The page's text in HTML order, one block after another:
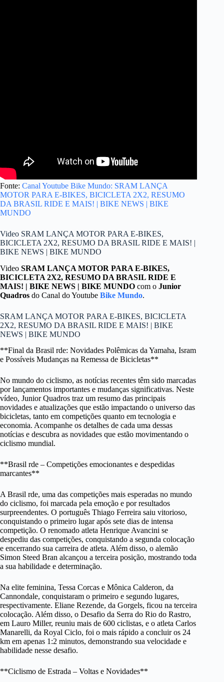
Fonte: Canal Youtube Bike Mundo: SRAM LANÇA
MOTOR PARA E-BIKES, BICICLETA 2X2, RESUMO
DA BRASIL RIDE E MAIS! | BIKE NEWS | BIKE
MUNDO
Video SRAM LANÇA MOTOR PARA E-BIKES,
BICICLETA 2X2, RESUMO DA BRASIL RIDE E MAIS! |
BIKE NEWS | BIKE MUNDO
Video SRAM LANÇA MOTOR PARA E-BIKES,
BICICLETA 2X2, RESUMO DA BRASIL RIDE E
MAIS! | BIKE NEWS | BIKE MUNDO com o Junior
Quadros do Canal do Youtube Bike Mundo.
SRAM LANÇA MOTOR PARA E-BIKES, BICICLETA
2X2, RESUMO DA BRASIL RIDE E MAIS! | BIKE
NEWS | BIKE MUNDO
**Final da Brasil rde: Novidades Polêmicas da Yamaha, Isram
e Possíveis Mudanças na Remessa de Bicicletas**
No mundo do ciclismo, as notícias recentes têm sido marcadas
por lançamentos importantes e mudanças significativas. Neste
vídeo, Junior Quadros traz um resumo das principais
novidades e atualizações que estão impactando o universo das
bicicletas, tanto em competições quanto em tecnologia e
economia. Acompanhe os detalhes de cada uma dessas
notícias e descubra as novidades que estão movimentando o
ciclismo mundial.
**Brasil rde – Competições emocionantes e despedidas
marcantes**
A Brasil rde, uma das competições mais esperadas no mundo
do ciclismo, foi marcada pela emoção e por resultados
surpreendentes. O português Thiago Ferreira saiu vitorioso,
conquistando o primeiro lugar após sete dias de intensa
competição. O renomado atleta Henrique Avancini se
despediu das competições, conquistando a segunda colocação
e encerrando sua carreira de atleta. Além disso, o alemão
Simon Steed Bran alcançou a terceira posição, mostrando toda
a sua habilidade e determinação.
Na elite feminina, Tessa Corcas e Mônica Calderon, da
Cannondale, conquistaram o primeiro e segundo lugares,
respectivamente. Eliane Rezende, da Gorgels, ficou na terceira
colocação. Além disso, o Desafio da Serra do Rio do Rastro,
em Lauro Miller, reuniu mais de 600 ciclistas, e o atleta Carlos
Manarelli, da Royal Ciclo, foi o mais rápido a concluir os 24
km em apenas 1:2 minutos, demonstrando sua velocidade e
habilidade nesse desafio.
**Ciclismo de Estrada – Voltas e Novidades**